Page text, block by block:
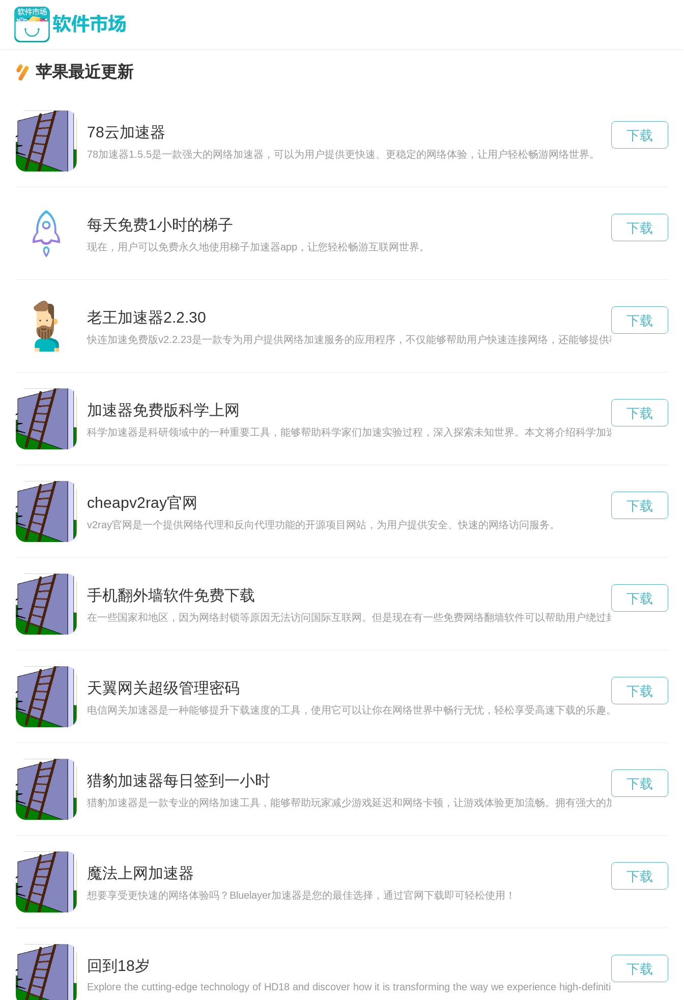
苹果最近更新
78云加速器
78加速器1.5.5是一款强大的网络加速器，可以为用户提供更快速、更稳定的网络体验，让用户轻松畅游网络世界。
下载
每天免费1小时的梯子
现在，用户可以免费永久地使用梯子加速器app，让您轻松畅游互联网世界。
下载
老王加速器2.2.30
快连加速免费版v2.2.23是一款专为用户提供网络加速服务的应用程序，不仅能够帮助用户快速连接网络，还能够提供稳定和快速的网
下载
加速器免费版科学上网
科学加速器是科研领域中的一种重要工具，能够帮助科学家们加速实验过程，深入探索未知世界。本文将介绍科学加速器的作用和应
下载
cheapv2ray官网
v2ray官网是一个提供网络代理和反向代理功能的开源项目网站，为用户提供安全、快速的网络访问服务。
下载
手机翻外墙软件免费下载
在一些国家和地区，因为网络封锁等原因无法访问国际互联网。但是现在有一些免费网络翻墙软件可以帮助用户绕过封锁，畅游国际
下载
天翼网关超级管理密码
电信网关加速器是一种能够提升下载速度的工具，使用它可以让你在网络世界中畅行无忧，轻松享受高速下载的乐趣。
下载
猎豹加速器每日签到一小时
猎豹加速器是一款专业的网络加速工具，能够帮助玩家减少游戏延迟和网络卡顿，让游戏体验更加流畅。拥有强大的加速引擎和智
下载
魔法上网加速器
想要享受更快速的网络体验吗？Bluelayer加速器是您的最佳选择，通过官网下载即可轻松使用！
下载
回到18岁
Explore the cutting-edge technology of HD18 and discover how it is transforming the way we experience high-definition content.
下载